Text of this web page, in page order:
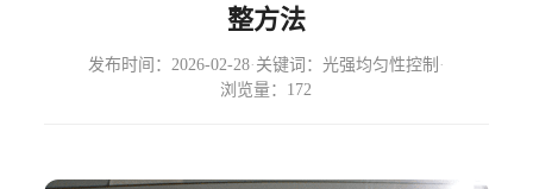
整方法
发布时间：2026-02-28· 关键词：光强均匀性控制 ·
浏览量：172